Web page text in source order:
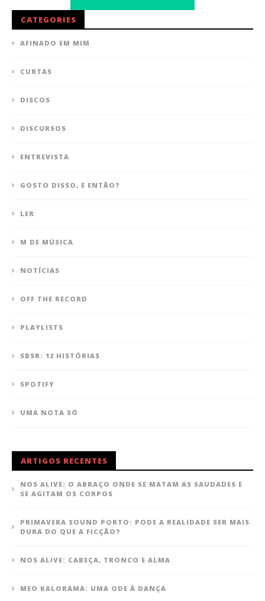
CATEGORIES
AFINADO EM MIM
CURTAS
DISCOS
DISCURSOS
ENTREVISTA
GOSTO DISSO, E ENTÃO?
LER
M DE MÚSICA
NOTÍCIAS
OFF THE RECORD
PLAYLISTS
SBSR: 12 HISTÓRIAS
SPOTIFY
UMA NOTA SÓ
ARTIGOS RECENTES
NOS ALIVE: O ABRAÇO ONDE SE MATAM AS SAUDADES E
SE AGITAM OS CORPOS
PRIMAVERA SOUND PORTO: PODE A REALIDADE SER MAIS
DURA DO QUE A FICÇÃO?
NOS ALIVE: CABEÇA, TRONCO E ALMA
MEO KALORAMA: UMA ODE À DANÇA